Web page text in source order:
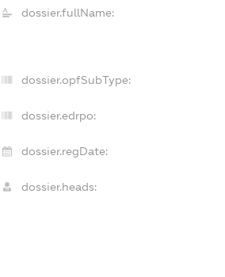
dossier.fullName:
dossier.opfSubType:
dossier.edrpo:
dossier.regDate:
dossier.heads: